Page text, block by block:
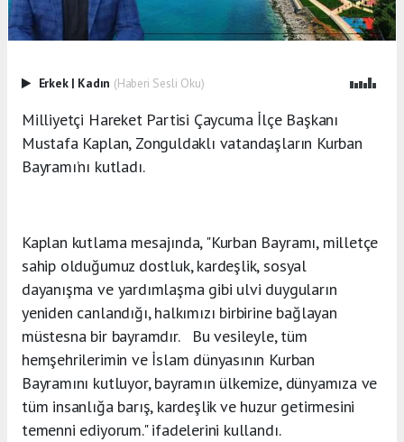
Erkek | Kadın (Haberi Sesli Oku)
Milliyetçi Hareket Partisi Çaycuma İlçe Başkanı
Mustafa Kaplan, Zonguldaklı vatandaşların Kurban
Bayramı’nı kutladı.
Kaplan kutlama mesajında, "Kurban Bayramı, milletçe
sahip olduğumuz dostluk, kardeşlik, sosyal
dayanışma ve yardımlaşma gibi ulvi duyguların
yeniden canlandığı, halkımızı birbirine bağlayan
müstesna bir bayramdır. Bu vesileyle, tüm
hemşehrilerimin ve İslam dünyasının Kurban
Bayramını kutluyor, bayramın ülkemize, dünyamıza ve
tüm insanlığa barış, kardeşlik ve huzur getirmesini
temenni ediyorum." ifadelerini kullandı.